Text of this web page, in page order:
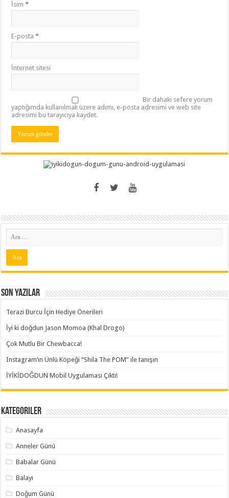
İsim*
E-posta*
İnternet sitesi
Bir dahaki sefere yorum
yaptığımda kullanılmak üzere adımı, e-posta adresimi ve web site
adresimi bu tarayıcıya kaydet.
Son Yazılar
Terazi Burcu İçin Hediye Önerileri
İyi ki doğdun Jason Momoa (Khal Drogo)
Çok Mutlu Bir Chewbacca!
Instagram’ın Ünlü Köpeği “Shila The POM” ile tanışın
İYİKİDOĞDUN Mobil Uygulaması Çıktı!
Kategoriler
Anasayfa
Anneler Günü
Babalar Günü
Balayı
Doğum Günü